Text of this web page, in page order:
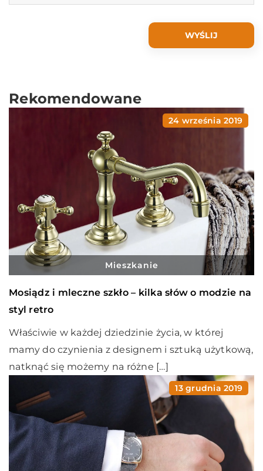
Rekomendowane
24 września 2019
Mieszkanie
Mosiądz i mleczne szkło – kilka słów o modzie na
styl retro
Właściwie w każdej dziedzinie życia, w której
mamy do czynienia z designem i sztuką użytkową,
natknąć się możemy na różne […]
13 grudnia 2019